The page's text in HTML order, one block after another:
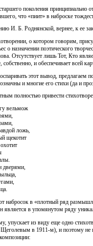
поколения принципиально
что «пиит» в наброске
И. Б. Роднянской, вернее, к ее
о котором говорим,
о назначении поэтического
Отсутствует лишь Тот, Кто
и обеспечивает всей
этот вывод, предлагаем
и многие его стихи (да и
полностью привести
вельмож
ложь,
щекотит
дверями,
набросок в «плотный ряд
является в упомянутом ряду
упускает из виду еще одно
в 1911-м), и поэтому не